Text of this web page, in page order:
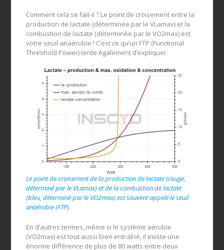
Comment cela se fait-il ? Le point de croisement entre la
production de lactate (déterminée par le VLamax) et la
combustion de lactate (déterminée par le VO2max) est
votre seuil anaérobie ! C’est ce qu’un FTP (Functional
Threshold Power) tente également d’expliquer.
Le point de croisement de la production de lactate (rouge,
déterminé par le VLamax) et de la combustion de lactate
(bleu, déterminé par le VO2max) est souvent appelé le seuil
anaérobie (FTP).
En d’autres termes, même si le système aérobie
(VO2max) est tout aussi bien entraîné, il existe une
énorme différence de plus de 80 watts entre deux